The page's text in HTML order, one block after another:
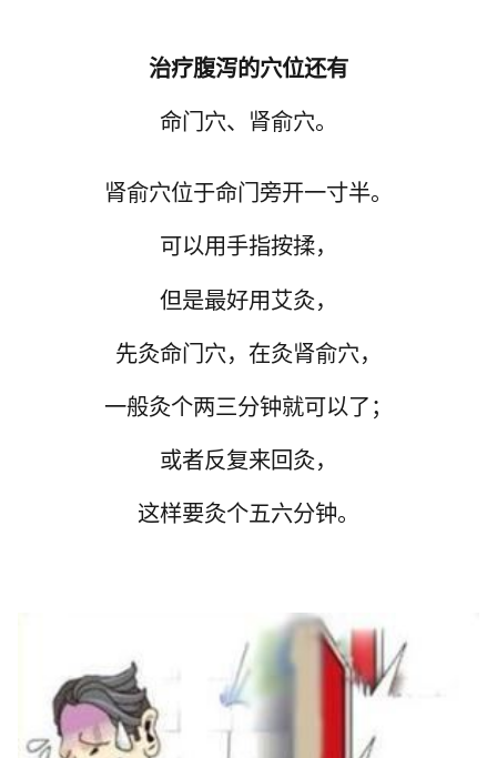
治疗腹泻的穴位还有
命门穴、 肾俞穴。
肾俞穴位于命门旁开一寸半。
可以用手指按揉，
但是最好用艾灸，
先灸命门穴，在灸肾俞穴，
一般灸个两三分钟就可以了；
或者反复来回灸，
这样要灸个五六分钟。